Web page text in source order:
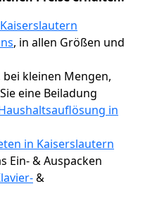
, in allen Größen und
bei kleinen Mengen,
eine Beiladung
in
in Kaiserslautern
Ein- & Auspacken
&